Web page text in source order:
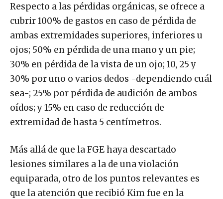
Respecto a las pérdidas orgánicas, se ofrece a
cubrir 100% de gastos en caso de pérdida de
ambas extremidades superiores, inferiores u
ojos; 50% en pérdida de una mano y un pie;
30% en pérdida de la vista de un ojo; 10, 25 y
30% por uno o varios dedos -dependiendo cuál
sea-; 25% por pérdida de audición de ambos
oídos; y 15% en caso de reducción de
extremidad de hasta 5 centímetros.
Más allá de que la FGE haya descartado
lesiones similares a la de una violación
equiparada, otro de los puntos relevantes es
que la atención que recibió Kim fue en la